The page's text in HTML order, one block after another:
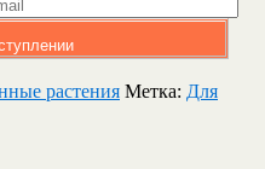
растения Метка: Для